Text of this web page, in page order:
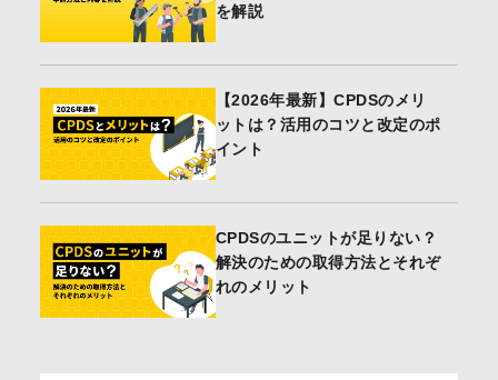
を解説
【2026年最新】CPDSのメリ
ットは？活用のコツと改定のポ
イント
CPDSのユニットが足りない？
解決のための取得方法とそれぞ
れのメリット